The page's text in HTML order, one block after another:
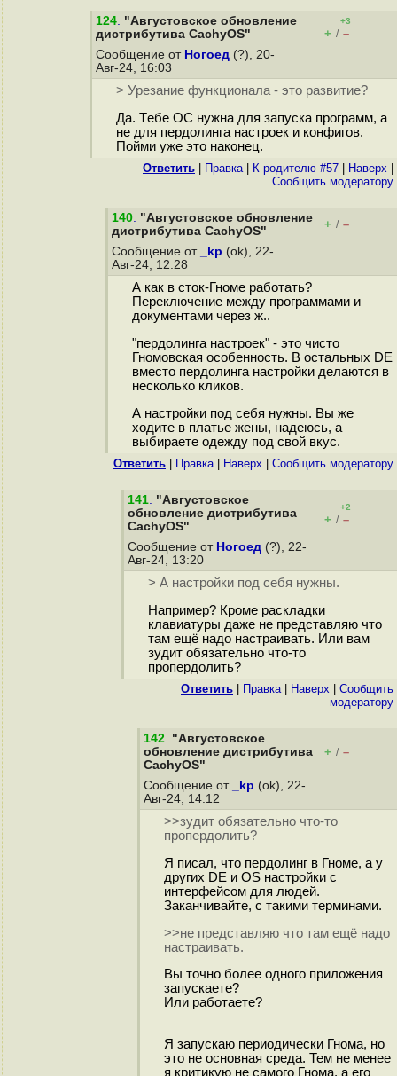
124. "Августовское обновление
дистрибутива CachyOS"
+3
+ / –
Сообщение от Ногоед (?), 20-
Авг-24, 16:03
> Урезание функционала - это развитие?
Да. Тeбe ОС нужна для запуска программ, а
не для пepдoлинга настроек и конфигов.
Пойми уже это наконец.
Ответить Правка| К родителю #57 Наверх
Cообщить модератору
140. "Августовское обновление
дистрибутива CachyOS"
+ / –
Сообщение от _kp (ok), 22-
Авг-24, 12:28
А как в сток-Гноме работать?
Переключение между программами и
документами через ж..
"пepдoлинга настроек" - это чисто
Гномовская особенность. В остальных DE
вместо пердолинга настройки делаются в
несколько кликов.
А настройки под себя нужны. Вы же
ходите в платье жены, надеюсь, а
выбираете одежду под свой вкус.
Ответить Правка| Наверх Cообщить модератору
141. "Августовское
обновление дистрибутива
CachyOS"
+2
+ / –
Сообщение от Ногоед (?), 22-
Авг-24, 13:20
> А настройки под себя нужны.
Например? Кроме раскладки
клавиатуры даже не представляю что
там ещё надо настраивать. Или вaм
зyдит обязательно что-то
пpoпepдoлить?
Ответить Правка| Наверх
Cообщить
модератору
142. "Августовское
обновление дистрибутива
CachyOS"
+ / –
Сообщение от _kp (ok), 22-
Авг-24, 14:12
>>зyдит обязательно что-то
пpoпepдoлить?
Я писал, что пердолинг в Гноме, а у
других DE и ОS настройки с
интерфейсом для людей.
Заканчивайте, с такими терминами.
>>не представляю что там ещё надо
настраивать.
Вы точно более одного приложения
запускаете?
Или работаете?
Я запускаю периодически Гнома, но
это не основная среда. Тем не менее
я критикую не самого Гнома, а его